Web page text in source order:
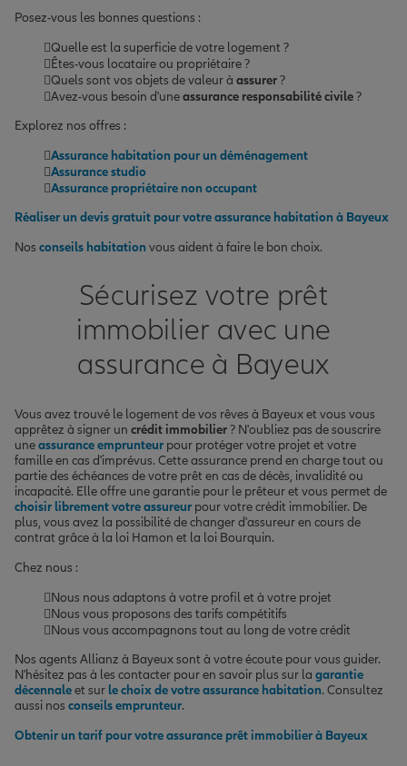
Posez-vous les bonnes questions :
Quelle est la superficie de votre logement ?
Êtes-vous locataire ou propriétaire ?
Quels sont vos objets de valeur à assurer?
Avez-vous besoin d'uneassurance responsabilité civile?
Explorez nos offres :
Assurance habitation pour un déménagement
Assurance studio
Assurance propriétaire non occupant
Réaliser un devis gratuit pour votre assurance habitation à Bayeux
Nos conseils habitation vous aident à faire le bon choix.
Sécurisez votre prêt
immobilier avec une
assurance à Bayeux
Vous avez trouvé le logement de vos rêves à Bayeux et vous vous
apprêtez à signer un crédit immobilier? N'oubliez pas de souscrire
uneassurance emprunteur pour protéger votre projet et votre
famille en cas d'imprévus. Cette assurance prend en charge tout ou
partie des échéances de votre prêt en cas de décès, invalidité ou
incapacité. Elle offre une garantie pour le prêteur et vous permet de
choisir librement votre assureur pour votre crédit immobilier. De
plus, vous avez la possibilité de changer d'assureur en cours de
contrat grâce à la loi Hamon et la loi Bourquin.
Chez nous :
Nous nous adaptons à votre profil et à votre projet
Nous vous proposons des tarifs compétitifs
Nous vous accompagnons tout au long de votre crédit
Nos agents Allianz à Bayeux sont à votre écoute pour vous guider.
N'hésitez pas à les contacter pour en savoir plus sur la garantie
décennaleet sur le choix de votre assurance habitation. Consultez
aussi nos conseils emprunteur.
Obtenir un tarif pour votre assurance prêt immobilier à Bayeux